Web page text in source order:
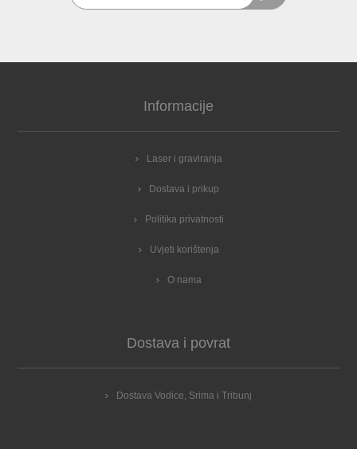
Informacije
Laser i graviranja
Dostava i prikup
Politika privatnosti
Uvjeti korištenja
O nama
Dostava i povrat
Dostava Vodice, Srima i Tribunj